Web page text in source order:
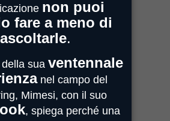
on line
le rassegne stampa di
saranno più liberamente